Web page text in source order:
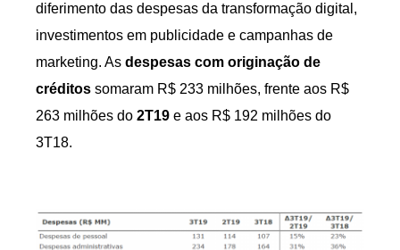
diferimento das despesas da transformação digital,
investimentos em publicidade e campanhas de
marketing. As despesas com originação de
créditos somaram R$ 233 milhões, frente aos R$
263 milhões do 2T19 e aos R$ 192 milhões do
3T18.